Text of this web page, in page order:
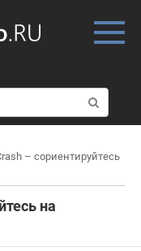
– сориентируйтесь
на